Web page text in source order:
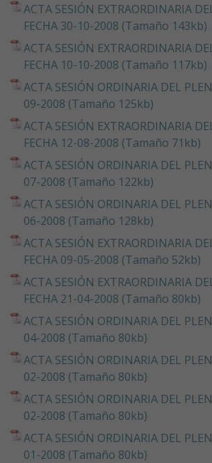
ACTA SESIÓN EXTRAORDINARIA
FECHA 30-10-2008 (Tamaño 143kb)
ACTA SESIÓN EXTRAORDINARIA
FECHA 10-10-2008 (Tamaño 117kb)
ACTA SESIÓN ORDINARIA DEL
09-2008 (Tamaño 125kb)
ACTA SESIÓN EXTRAORDINARIA
FECHA 12-08-2008 (Tamaño 71kb)
ACTA SESIÓN ORDINARIA DEL
07-2008 (Tamaño 122kb)
ACTA SESIÓN ORDINARIA DEL
06-2008 (Tamaño 128kb)
ACTA SESIÓN EXTRAORDINARIA
FECHA 09-05-2008 (Tamaño 52kb)
ACTA SESIÓN EXTRAORDINARIA
FECHA 21-04-2008 (Tamaño 80kb)
ACTA SESIÓN ORDINARIA DEL
04-2008 (Tamaño 80kb)
ACTA SESIÓN ORDINARIA DEL
02-2008 (Tamaño 80kb)
ACTA SESIÓN ORDINARIA DEL
02-2008 (Tamaño 80kb)
ACTA SESIÓN ORDINARIA DEL
01-2008 (Tamaño 80kb)